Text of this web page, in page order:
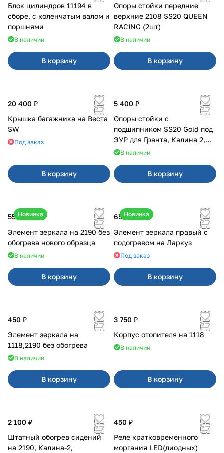
Блок цилиндров 11194 в
сборе, с коленчатым валом и
поршнями
В наличии
В корзину
Опоры стойки передние
верхние 2108 SS20 QUEEN
RACING (2шт)
В наличии
В корзину
20 400 ₽
Крышка багажника на Веста
SW
Под заказ
В корзину
5 400 ₽
Опоры стойки с
подшипником SS20 Gold под
ЭУР для Гранта, Калина 2,
Datsun
В наличии
В корзину
Новинка
550 ₽
Элемент зеркала на 2190 без
обогрева нового образца
В наличии
В корзину
Новинка
650 ₽
Элемент зеркала правый с
подогревом на Ларкуз
Под заказ
В корзину
450 ₽
Элемент зеркала на
1118,2190 без обогрева
В наличии
В корзину
3 750 ₽
Корпус отопителя на 1118
В наличии
В корзину
2 100 ₽
Штатный обогрев сидений
на 2190, Калина-2,
450 ₽
Реле кратковременного
моргания LED(диодных)